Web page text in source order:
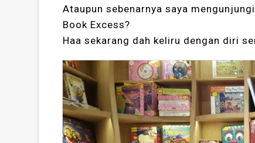
Ataupun sebenarnya saya
Book Excess?
Haa sekarang dah keliru dengan diri